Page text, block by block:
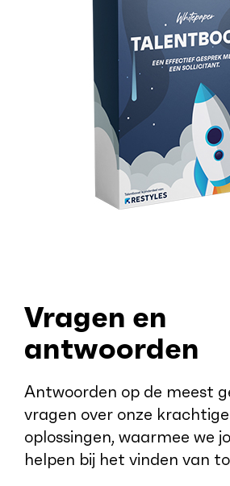
Vragen en
antwoorden
Antwoorden op de meest
vragen over onze
oplossingen, waarmee we
helpen bij het vinden van